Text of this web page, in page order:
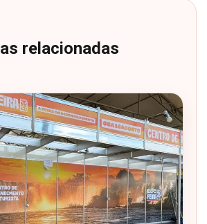
relacionadas